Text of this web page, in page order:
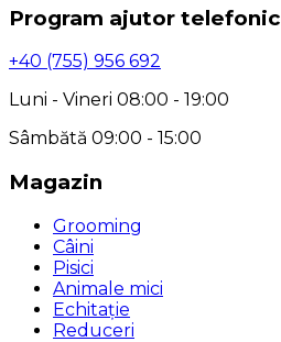
Program ajutor telefonic
+40 (755) 956 692
Luni - Vineri 08:00 - 19:00
Sâmbătă 09:00 - 15:00
Magazin
Grooming
Câini
Pisici
Animale mici
Echitație
Reduceri